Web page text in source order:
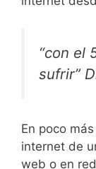
“con el
sufrir”
En poco
internet de
web o en